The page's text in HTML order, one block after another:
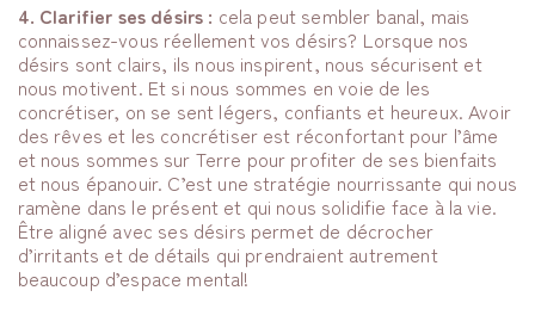
4. Clarifier ses désirs : cela peut sembler banal, mais
connaissez-vous réellement vos désirs? Lorsque nos
désirs sont clairs, ils nous inspirent, nous sécurisent et
nous motivent. Et si nous sommes en voie de les
concrétiser, on se sent légers, confiants et heureux. Avoir
des rêves et les concrétiser est réconfortant pour l’âme
et nous sommes sur Terre pour profiter de ses bienfaits
et nous épanouir. C’est une stratégie nourrissante qui nous
ramène dans le présent et qui nous solidifie face à la vie.
Être aligné avec ses désirs permet de décrocher
d’irritants et de détails qui prendraient autrement
beaucoup d’espace mental!